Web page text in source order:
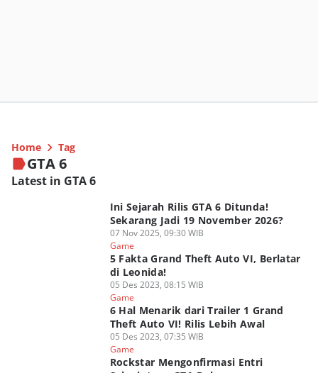
Home Tag
GTA 6
Latest in GTA 6
Ini Sejarah Rilis GTA 6 Ditunda!
Sekarang Jadi 19 November 2026?
07 Nov 2025, 09:30 WIB
Game
5 Fakta Grand Theft Auto VI, Berlatar
di Leonida!
05 Des 2023, 08:15 WIB
Game
6 Hal Menarik dari Trailer 1 Grand
Theft Auto VI! Rilis Lebih Awal
05 Des 2023, 07:35 WIB
Game
Rockstar Mengonfirmasi Entri